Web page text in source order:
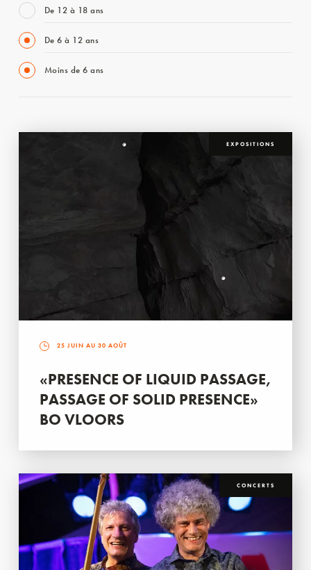
De 12 à 18 ans
De 6 à 12 ans
Moins de 6 ans
EXPOSITIONS
25 JUIN AU 30 AOÛT
«PRESENCE OF LIQUID PASSAGE,
PASSAGE OF SOLID PRESENCE»
BO VLOORS
CONCERTS